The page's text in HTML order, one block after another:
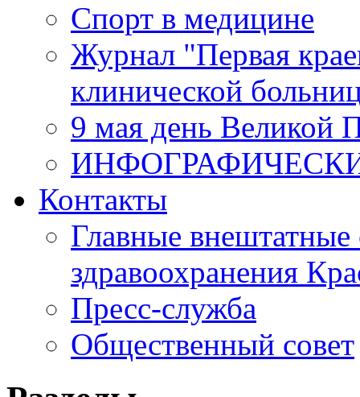
Спорт в медицине
Журнал "Первая
клинической
9 мая день Великой
Контакты
Главные внештатные
здравоохранения
Пресс-служба
Общественный совет